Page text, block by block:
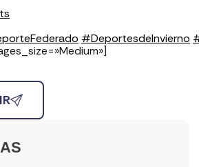
#DeportesdeInvierno